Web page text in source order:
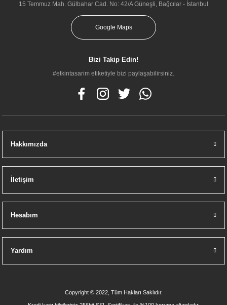
15 Temmuz Mah. Gülbahar Cad. No: 42/A Güneşli, Bağcılar - İstanbul
Google Maps
Bizi Takip Edin!
#etkintasarim etiketiyle bizi paylaşabilirsiniz.
Hakkımızda
İletişim
Hesabım
Yardım
Copyright © 2022, Tüm Hakları Saklıdır.